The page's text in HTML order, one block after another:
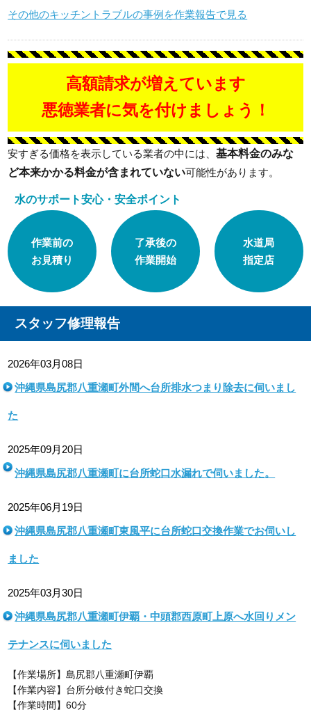
その他のキッチントラブルの事例を作業報告で見る
高額請求が増えています
悪徳業者に気を付けましょう！
安すぎる価格を表示している業者の中には、基本料金のみな
ど本来かかる料金が含まれていない可能性があります。
水のサポート安心・安全ポイント
作業前の
お見積り
了承後の
作業開始
水道局
指定店
スタッフ修理報告
2026年03月08日
沖縄県島尻郡八重瀬町外間へ台所排水つまり除去に伺いまし
た
2025年09月20日
沖縄県島尻郡八重瀬町に台所蛇口水漏れで伺いました。
2025年06月19日
沖縄県島尻郡八重瀬町東風平に台所蛇口交換作業でお伺いし
ました
2025年03月30日
沖縄県島尻郡八重瀬町伊覇・中頭郡西原町上原へ水回りメン
テナンスに伺いました
【作業場所】島尻郡八重瀬町伊覇
【作業内容】台所分岐付き蛇口交換
【作業時間】60分